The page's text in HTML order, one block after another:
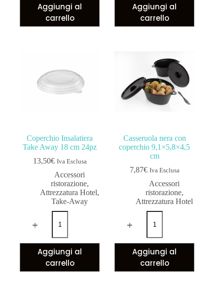
Aggiungi al
carrello
Aggiungi al
carrello
Coperchio Insalatiera
Take Away 18 cm 24pz
13,50€ Iva Esclusa
Accessori
ristorazione,
Attrezzatura Hotel,
Take-Away
Aggiungi al
carrello
Casseruola nera con
coperchio 9,1×5,8×4,5
cm
7,87€ Iva Esclusa
Accessori
ristorazione,
Attrezzatura Hotel
Aggiungi al
carrello